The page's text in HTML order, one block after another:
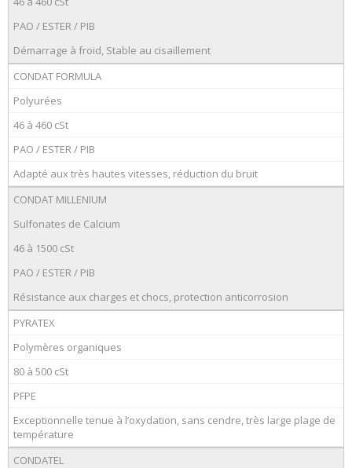
PAO / ESTER / PIB
Démarrage à froid, Stable au cisaillement
CONDAT FORMULA
Polyurées
46 à 460 cSt
PAO / ESTER / PIB
Adapté aux très hautes vitesses, réduction du bruit
CONDAT MILLENIUM
Sulfonates de Calcium
46 à 1500 cSt
PAO / ESTER / PIB
Résistance aux charges et chocs, protection anticorrosion
PYRATEX
Polymères organiques
80 à 500 cSt
PFPE
Exceptionnelle tenue à l’oxydation, sans cendre, très large plage de
température
CONDATEL